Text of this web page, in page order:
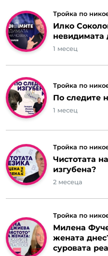
Тройка по
Илко
невидимата
1 месец
Тройка по
По следите
1 месец
Тройка по
Чистотата
изгубена?
2 месеца
Тройка по
Милена
жената
суровата